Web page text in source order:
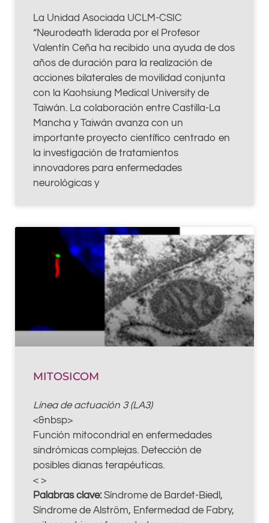
La Unidad Asociada UCLM-CSIC
“Neurodeath liderada por el Profesor
Valentín Ceña ha recibido una ayuda de dos
años de duración para la realización de
acciones bilaterales de movilidad conjunta
con la Kaohsiung Medical University de
Taiwán. La colaboración entre Castilla-La
Mancha y Taiwán avanza con un
importante proyecto científico centrado en
la investigación de tratamientos
innovadores para enfermedades
neurológicas y
MITOSICOM
Línea de actuación 3 (LA3)
<&nbsp>
Función mitocondrial en enfermedades
sindrómicas complejas. Detección de
posibles dianas terapéuticas.
< >
Palabras clave:Síndrome de Bardet-Biedl,
Síndrome de Alström, Enfermedad de Fabry,